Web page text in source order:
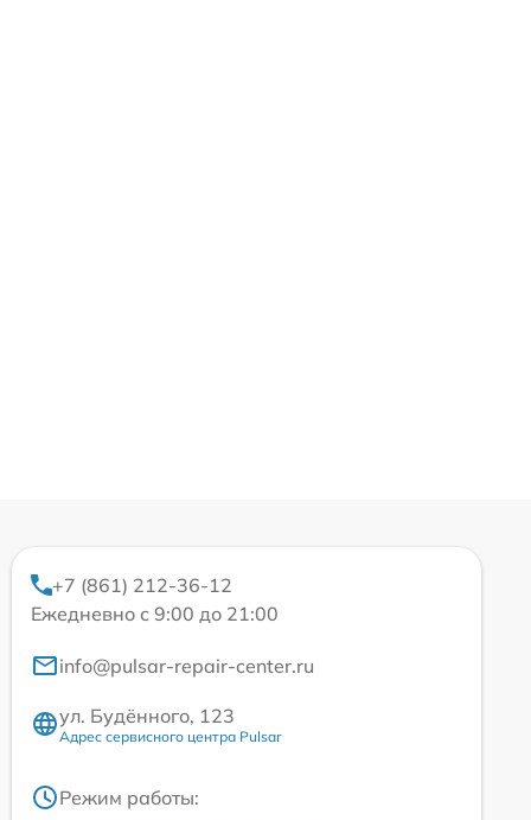
+7 (861) 212-36-12
Ежедневно с 9:00 до 21:00
info@pulsar-repair-center.ru
ул. Будённого, 123
Адрес сервисного центра Pulsar
Режим работы: